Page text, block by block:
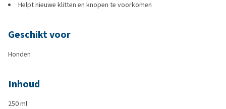
Helpt nieuwe klitten en knopen te voorkomen
Geschikt voor
Honden
Inhoud
250 ml